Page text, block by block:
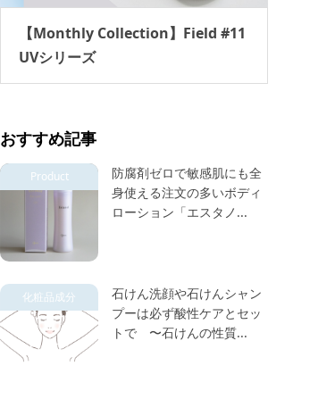
【Monthly Collection】Field #11
UVシリーズ
おすすめ記事
Product
防腐剤ゼロで敏感肌にも全
身使える注文の多いボディ
ローション「エスタノ...
化粧品成分
石けん洗顔や石けんシャン
プーは必ず酸性ケアとセッ
トで 〜石けんの性質...